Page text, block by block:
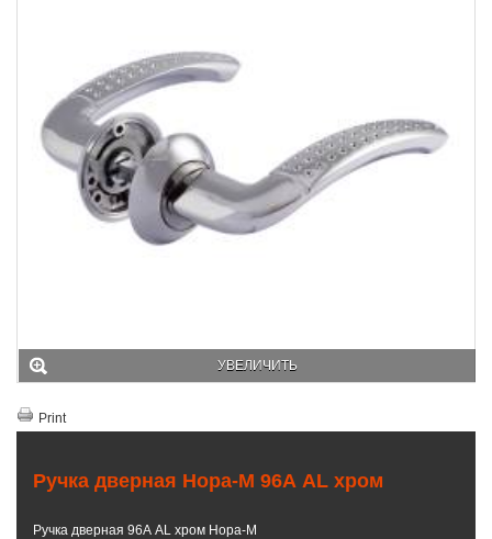
УВЕЛИЧИТЬ
Print
Ручка дверная Нора-М 96А AL хром
Ручка дверная 96А AL хром Нора-М